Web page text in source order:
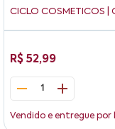
CICLO COSMETICOS
R$ 52,99
1
Vendido e entregue por